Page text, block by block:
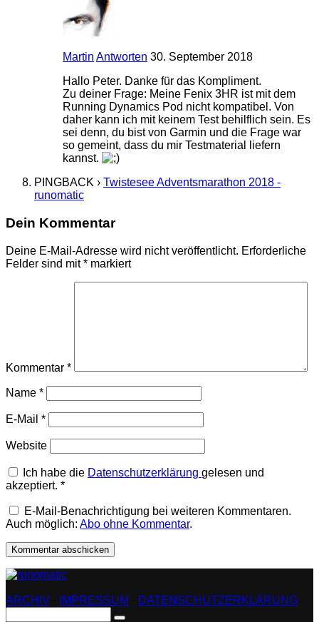
Martin Antworten 30. September 2018
Hallo Peter. Danke für das Kompliment.
Zu deiner Frage: Meine Fenix 3HR ist mit dem
Running Dynamics Pod nicht kompatibel. Von
daher kann ich mit keinem Test behilflich sein. Es
sei denn, du bist von Garmin und die Frage war
so gemeint, dass du mir Testmaterial liefern
kannst.
PINGBACK › Twistesee Adventsmarathon 2018 -
runomatic
Dein Kommentar
Deine E-Mail-Adresse wird nicht veröffentlicht. Erforderliche
Felder sind mit* markiert
Kommentar *
Name *
E-Mail *
Website
Ich habe die Datenschutzerklärung gelesen und
akzeptiert. *
E-Mail-Benachrichtigung bei weiteren Kommentaren.
Auch möglich: Abo ohne Kommentar.
ARCHIV IMPRESSUM
DATENSCHUTZERKLÄRUNG